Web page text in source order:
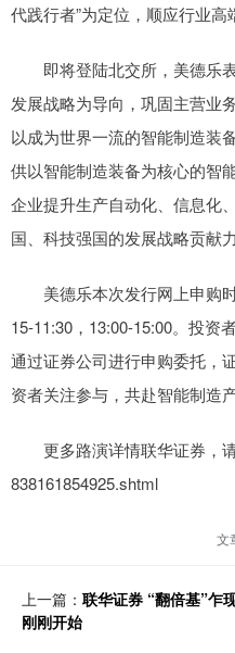
代践行者”为定位，顺应行业高
即将登陆北交所，美德乐表
发展战略为导向，巩固主营业
以成为世界一流的智能制造装
供以智能制造装备为核心的智
企业提升生产自动化、信息化
国、科技强国的发展战略贡献力
美德乐本次发行网上申购时
15-11:30，13:00-15:00。投资
通过证券公司进行申购委托，
资者关注参与，共赴智能制造
更多路演详情联华证券，请
838161854925.shtml
文
上一篇： 联华证券 “翻倍基”乍
刚刚开始